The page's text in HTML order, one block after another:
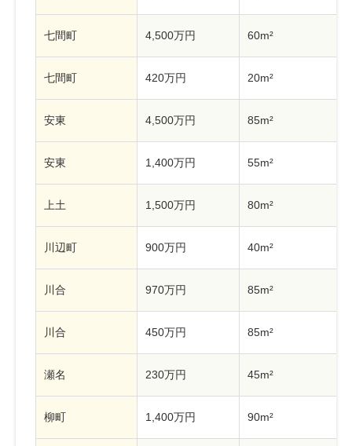
七間町 4,500万円 60m²
七間町 420万円 20m²
安東 4,500万円 85m²
安東 1,400万円 55m²
上土 1,500万円 80m²
川辺町 900万円 40m²
川合 970万円 85m²
川合 450万円 85m²
瀬名 230万円 45m²
柳町 1,400万円 90m²